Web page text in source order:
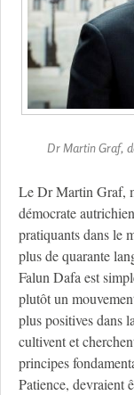
Dr Martin Graf,
Le Dr Martin Graf,
démocrate
pratiquants dans le
plus de quarante
Falun Dafa est
plutôt un
plus positives dans
cultivent et
principes
Patience, devraient